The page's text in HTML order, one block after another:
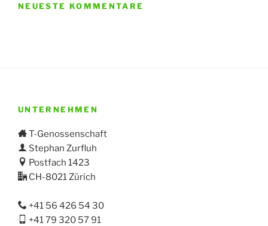
NEUESTE KOMMENTARE
UNTERNEHMEN
T-Genossenschaft
Stephan Zurfluh
Postfach 1423
CH-8021 Zürich
+41 56 426 54 30
+41 79 320 57 91